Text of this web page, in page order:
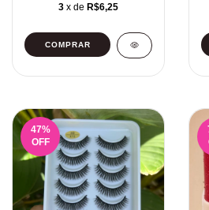
3 x de R$6,25
47%
OFF